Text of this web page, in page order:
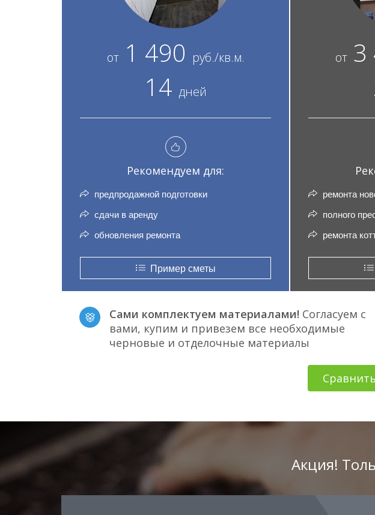
от1 490 руб./кв.м.
14 дней
Рекомендуем для:
предпродажной подготовки
сдачи в аренду
обновления ремонта
Пример сметы
от3
ремонта
полного
ремонта
Сами комплектуем материалами! Согласуем с
вами, купим и привезем все необходимые
черновые и отделочные материалы
Акция!